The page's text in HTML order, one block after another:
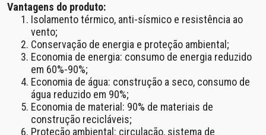
Vantagens do produto:
Isolamento térmico, anti-sísmico e resistência ao
vento;
Conservação de energia e proteção ambiental;
Economia de energia: consumo de energia reduzido
em 60%-90%;
Economia de água: construção a seco, consumo de
água reduzido em 90%;
Economia de material: 90% de materiais de
construção recicláveis;
Proteção ambiental: circulação, sistema de